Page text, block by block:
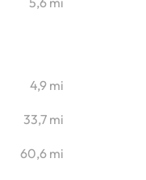
4,9 mi
33,7 mi
60,6 mi